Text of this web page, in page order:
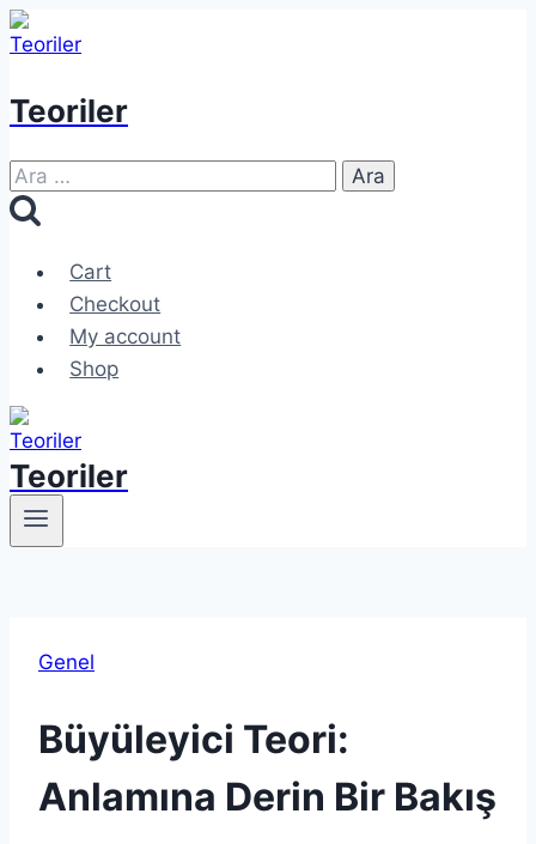
Skip
to
Teoriler
Arama:
Cart
Checkout
My account
Shop
Teoriler
Genel
Büyüleyici Teori:
Anlamına Derin Bir Bakış